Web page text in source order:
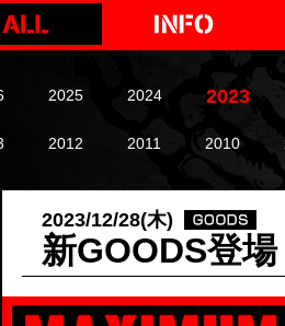
2025 2024 2023
2012 2011 2010
2023/12/28(木)
新GOODS登